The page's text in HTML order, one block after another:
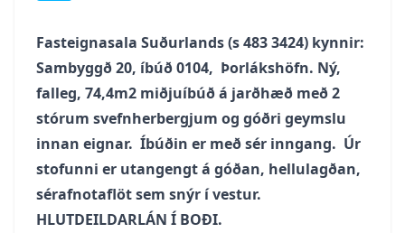
Fasteignasala Suðurlands (s 483 3424) kynnir:
Sambyggð 20, íbúð 0104, Þorlákshöfn. Ný,
falleg, 74,4m2 miðjuíbúð á jarðhæð með 2
stórum svefnherbergjum og góðri geymslu
innan eignar. Íbúðin er með sér inngang. Úr
stofunni er utangengt á góðan, hellulagðan,
sérafnotaflöt sem snýr í vestur.
HLUTDEILDARLÁN Í BOÐI.